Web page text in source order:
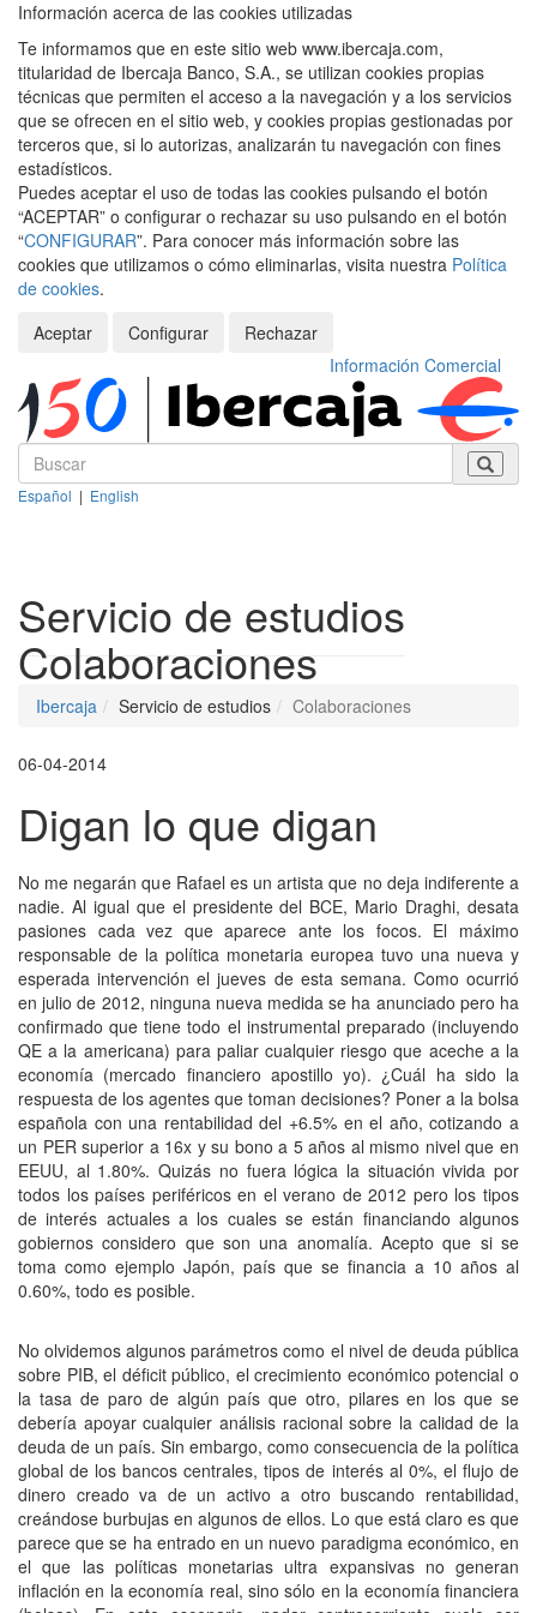
Información acerca de las cookies utilizadas
Te informamos que en este sitio web www.ibercaja.com,
titularidad de Ibercaja Banco, S.A., se utilizan cookies propias
técnicas que permiten el acceso a la navegación y a los servicios
que se ofrecen en el sitio web, y cookies propias gestionadas por
terceros que, si lo autorizas, analizarán tu navegación con fines
estadísticos.
Puedes aceptar el uso de todas las cookies pulsando el botón
“ACEPTAR” o configurar o rechazar su uso pulsando en el botón
“CONFIGURAR”. Para conocer más información sobre las
cookies que utilizamos o cómo eliminarlas, visita nuestra Política
de cookies.
Aceptar
Configurar
Rechazar
Información Comercial
Español | English
Servicio de estudios
Colaboraciones
Ibercaja Servicio de estudios Colaboraciones
06-04-2014
Digan lo que digan
No me negarán que Rafael es un artista que no deja indiferente a
nadie. Al igual que el presidente del BCE, Mario Draghi, desata
pasiones cada vez que aparece ante los focos. El máximo
responsable de la política monetaria europea tuvo una nueva y
esperada intervención el jueves de esta semana. Como ocurrió
en julio de 2012, ninguna nueva medida se ha anunciado pero ha
confirmado que tiene todo el instrumental preparado (incluyendo
QE a la americana) para paliar cualquier riesgo que aceche a la
economía (mercado financiero apostillo yo). ¿Cuál ha sido la
respuesta de los agentes que toman decisiones? Poner a la bolsa
española con una rentabilidad del +6.5% en el año, cotizando a
un PER superior a 16x y su bono a 5 años al mismo nivel que en
EEUU, al 1.80%. Quizás no fuera lógica la situación vivida por
todos los países periféricos en el verano de 2012 pero los tipos
de interés actuales a los cuales se están financiando algunos
gobiernos considero que son una anomalía. Acepto que si se
toma como ejemplo Japón, país que se financia a 10 años al
0.60%, todo es posible.
No olvidemos algunos parámetros como el nivel de deuda pública
sobre PIB, el déficit público, el crecimiento económico potencial o
la tasa de paro de algún país que otro, pilares en los que se
debería apoyar cualquier análisis racional sobre la calidad de la
deuda de un país. Sin embargo, como consecuencia de la política
global de los bancos centrales, tipos de interés al 0%, el flujo de
dinero creado va de un activo a otro buscando rentabilidad,
creándose burbujas en algunos de ellos. Lo que está claro es que
parece que se ha entrado en un nuevo paradigma económico, en
el que las políticas monetarias ultra expansivas no generan
inflación en la economía real, sino sólo en la economía financiera